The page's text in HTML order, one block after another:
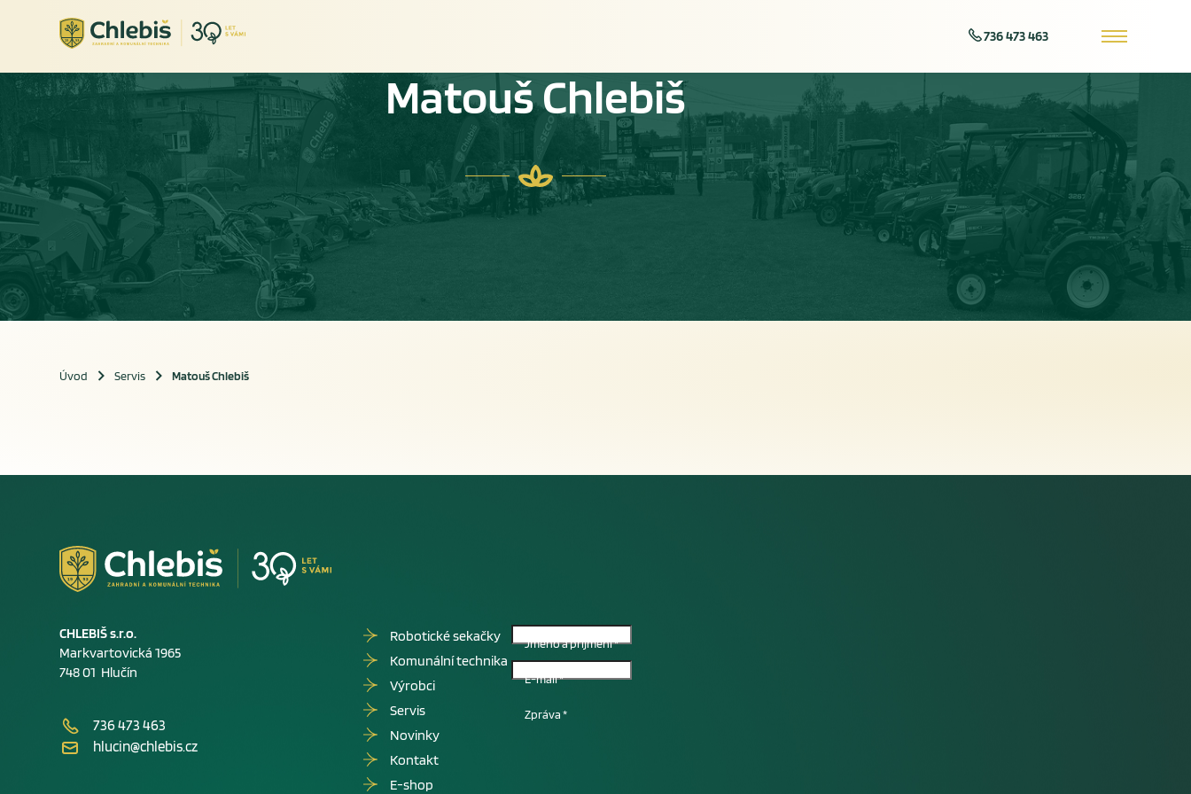
736 473 463
Matouš Chlebiš
Úvod Servis Matouš Chlebiš
CHLEBIŠ s.r.o.
Markvartovická 1965
748 01 Hlučín
736 473 463
hlucin@chlebis.cz
Robotické sekačky
Komunální technika
Výrobci
Servis
Novinky
Kontakt
E-shop
Jméno a příjmení*
E-mail*
Zpráva*